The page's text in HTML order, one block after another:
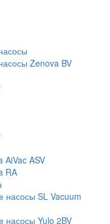
Zenova BV
AiVac ASV
RA
насосы SL Vacuum
насосы Yulo 2BV